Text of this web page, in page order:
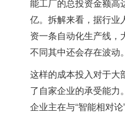
能工厂的总投资金额高
亿。拆解来看，据行业
资一条自动化生产线，
不同其中还会存在波动。
这样的成本投入对于大
了自家企业的承受能力
企业主在与“智能相对